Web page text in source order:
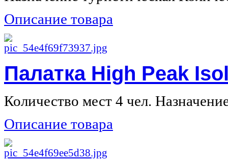
Описание товара
Палатка High Peak
Количество мест 4 чел.
Описание товара